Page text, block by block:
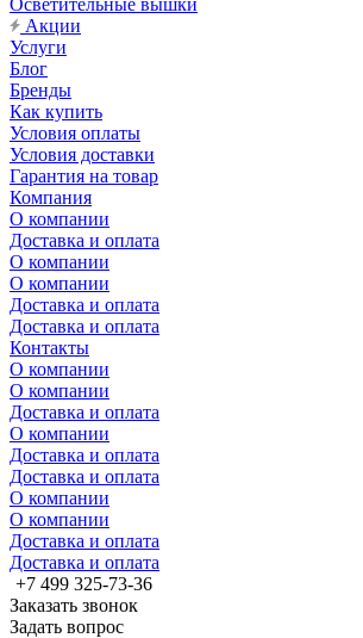
Осветительные вышки
Акции
Услуги
Блог
Бренды
Как купить
Условия оплаты
Условия доставки
Гарантия на товар
Компания
О компании
Доставка и оплата
О компании
О компании
Доставка и оплата
Доставка и оплата
Контакты
О компании
О компании
Доставка и оплата
О компании
Доставка и оплата
Доставка и оплата
О компании
О компании
Доставка и оплата
Доставка и оплата
+7 499 325-73-36
Заказать звонок
Задать вопрос